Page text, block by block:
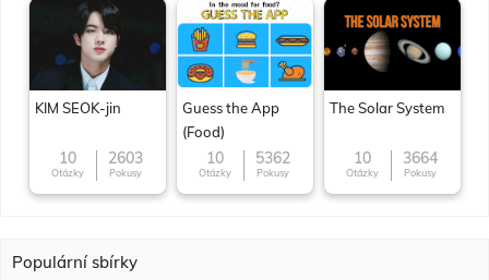
KIM SEOK-jin
10
Otázky
2603
Pokusy
Guess the App
(Food)
10
Otázky
5362
Pokusy
The Solar System
10
Otázky
3664
Pokusy
Populární sbírky